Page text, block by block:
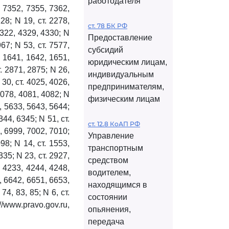
7355, 7362,
N 19, ст. 2278,
4329, 4330; N
N 53, ст. 7577,
1642, 1651,
2871, 2875; N 26,
ст. 4025, 4026,
4081, 4082; N
5633, 5643, 5644;
6345; N 51, ст.
6999, 7002, 7010;
N 14, ст. 1553,
N 23, ст. 2927,
4244, 4248,
6642, 6651, 6653,
83, 85; N 6, ст.
ст. 78 БК РФ
Предоставление
субсидий
юридическим лицам,
индивидуальным
предпринимателям,
физическим лицам
ст. 12.8 КоАП РФ
Управление
транспортным
средством
водителем,
находящимся в
состоянии
опьянения,
передача